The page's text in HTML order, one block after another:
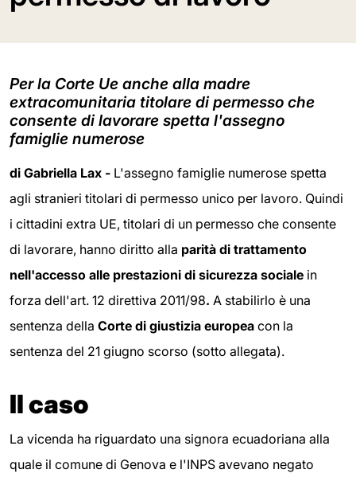
Per la Corte Ue anche alla madre
extracomunitaria titolare di permesso che
consente di lavorare spetta l'assegno
famiglie numerose
di Gabriella Lax - L'assegno famiglie numerose spetta
agli stranieri titolari di permesso unico per lavoro. Quindi
i cittadini extra UE, titolari di un permesso che consente
di lavorare, hanno diritto alla parità di trattamento
nell'accesso alle prestazioni di sicurezza sociale in
forza dell'art. 12 direttiva 2011/98. A stabilirlo è una
sentenza della Corte di giustizia europea con la
sentenza del 21 giugno scorso (sotto allegata).
Il caso
La vicenda ha riguardato una signora ecuadoriana alla
quale il comune di Genova e l'INPS avevano negato